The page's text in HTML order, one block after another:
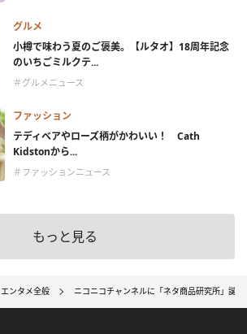
グルメ
小樽で味わう夏のご褒美。【ルタオ】18周年記念
のいちごミルクテ...
＃グルメニュース
ファッション
テディベアやローズ柄がかわいい！ Cath
Kidstonから...
＃ファッションニュース
もっと見る
エンタメ全般 ニコニコチャンネルに「ネタ商品研究所」誕